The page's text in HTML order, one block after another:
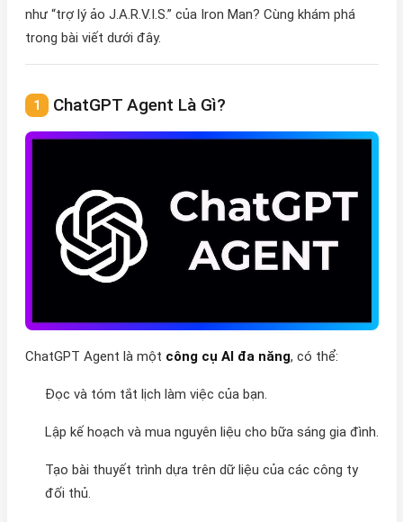
như “trợ lý ảo J.A.R.V.I.S.” của Iron Man? Cùng khám phá
trong bài viết dưới đây.
ChatGPT Agent Là Gì?
ChatGPT Agent là một công cụ AI đa năng, có thể:
Đọc và tóm tắt lịch làm việc của bạn.
Lập kế hoạch và mua nguyên liệu cho bữa sáng gia đình.
Tạo bài thuyết trình dựa trên dữ liệu của các công ty
đối thủ.